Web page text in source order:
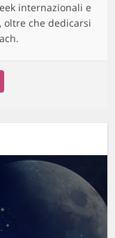
internazionali e
oltre che dedicarsi